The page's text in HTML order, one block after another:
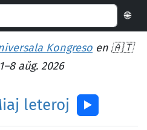
🌐
Kongreso en 🇦🇹
aŭg. 2026
leteroj ▶︎